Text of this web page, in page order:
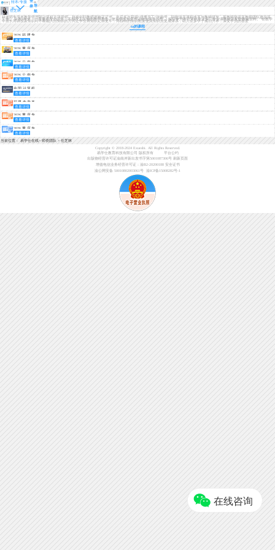
转本/专接
本
登
录导
航
任芝林
擅长科目：计算机,计算机二级,计算机一级
好老师专升本教学管理部计算机主讲导师，持有中职教师资格证证书，先后多次获得“优秀员工”的称号，职能涉及课程改革与教材研发、新教师培训及教师团队建设等
工作。 从教5年来，一直秉承授之以鱼，不如授之以渔的教学理念，使其学生知其然还能知其所以然。 编写专升本计算机专业多门专业课教材及配套教辅资料。 在教学
中擅长用讲授新知识时不断融入旧知识的方式让学生将知识记得更牢，用独特的知识框架使其知识点更成体系，助力众多学子成功升本，深受学员的喜爱
ta的课程
2026福建专
升本考情分
析+备考指南
查看详情
2026重庆专
升本春季班·
早学计划
查看详情
2026云南专
升本考情分
析+备考指南
查看详情
2026云南专
升本免费体
验课
查看详情
全国计算机
等级考试二
级（WPS
Office高级应
用）
查看详情
福建专升本
免费体验课
查看详情
2026重庆专
升本免费体
语文+大学英
语+计算机）
查看详情
2026重庆专
升本免费体
验课（高等
数学+大学英
查看详情
当前位置：易学仕在线> 师资团队 > 任芝林
Copyright © 2018-2024 Exueshi. All Rights Reserved.
易学仕教育科技有限公司 版权所有
平台公约
出版物经营许可证渝南岸新出发书字第5001087306号 刷新页面
增值电信业务经营许可证：渝B2-20200188 安全证书
渝公网安备 50010802003061号
渝ICP备15008282号-1